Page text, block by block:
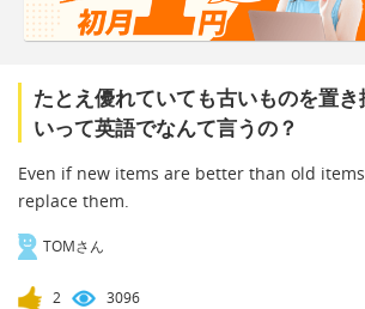
たとえ優れていても古いものを置
いって英語でなんて言うの？
Even if new items are better than old
replace them.
TOMさん
2 3096